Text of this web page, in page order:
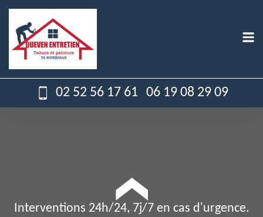
02 52 56 17 61 06 19 08 29 09
Interventions 24h/24, 7j/7 en cas d'urgence.